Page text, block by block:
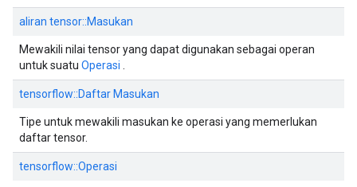
aliran tensor::Masukan
Mewakili nilai tensor yang dapat digunakan sebagai operan
untuk suatu Operasi
tensorflow::Daftar Masukan
Tipe untuk mewakili masukan ke operasi yang memerlukan
daftar tensor.
tensorflow::Operasi